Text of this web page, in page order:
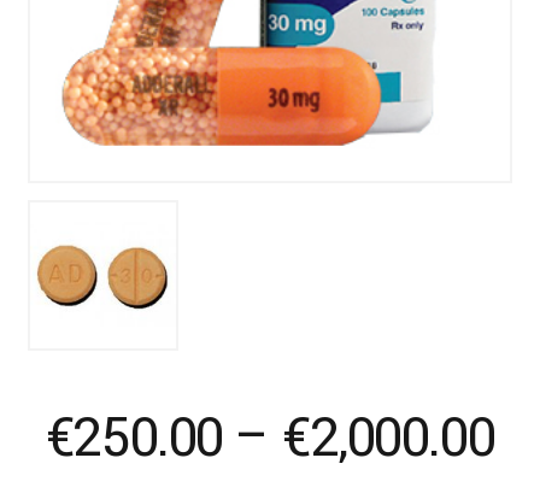
€250.00 – €2,000.00